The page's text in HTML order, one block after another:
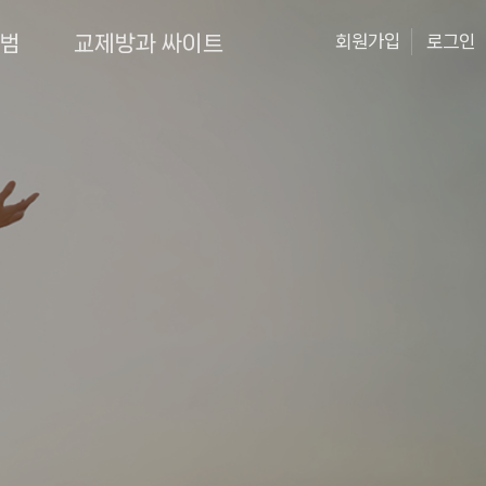
교제방과 싸이트 회원가입 로그인